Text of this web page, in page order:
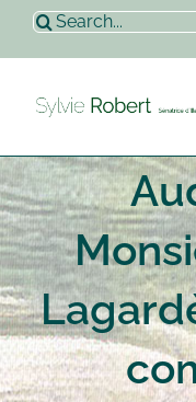
Passer
contenu
Rechercher:
Accueil
Sylvie Robert
Actualités
Contact